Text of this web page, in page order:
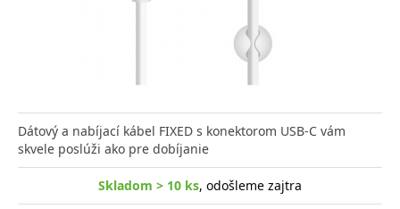
Dátový a nabíjací kábel FIXED s konektorom USB-C vám
skvele poslúži ako pre dobíjanie
Skladom > 10 ks, odošleme zajtra